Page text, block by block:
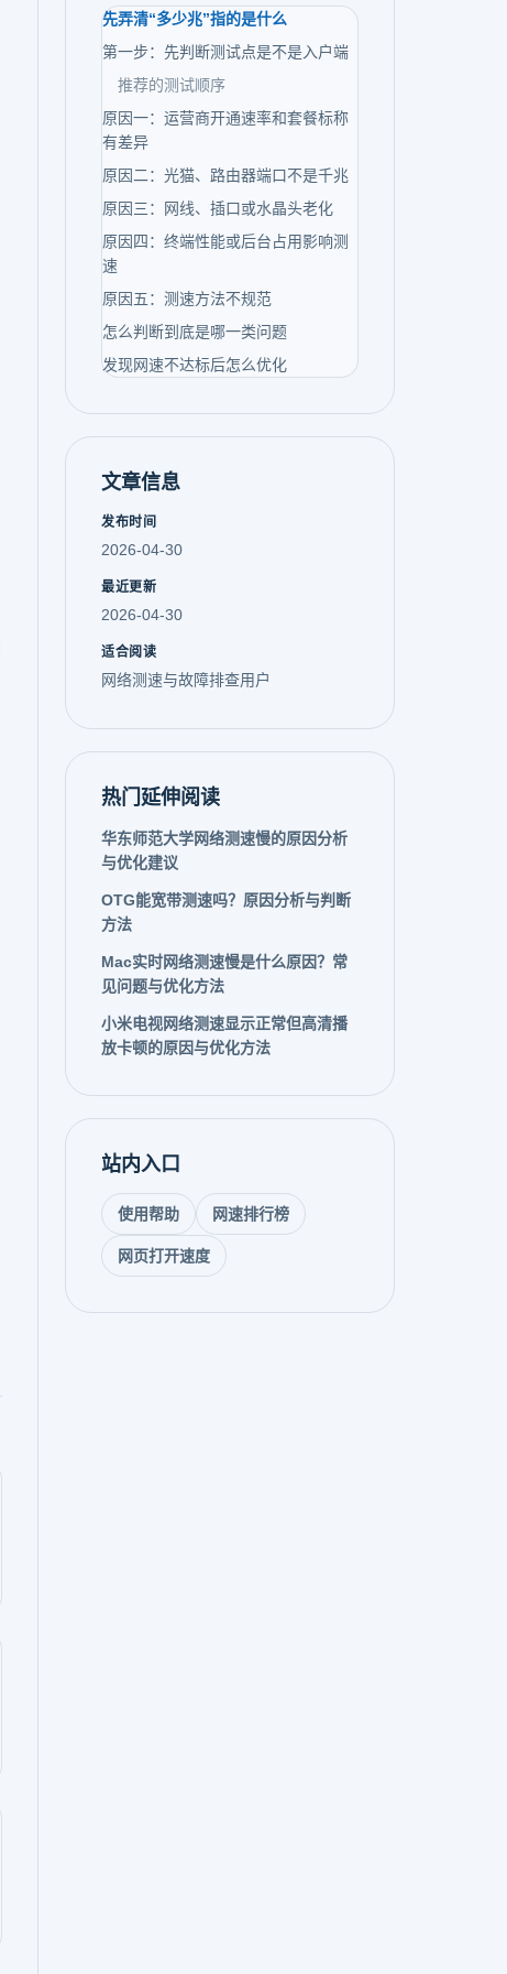
先弄清“多少兆”指的是什么
第一步：先判断测试点是不是入户端
推荐的测试顺序
原因一：运营商开通速率和套餐标称
有差异
原因二：光猫、路由器端口不是千兆
原因三：网线、插口或水晶头老化
原因四：终端性能或后台占用影响测
速
原因五：测速方法不规范
怎么判断到底是哪一类问题
发现网速不达标后怎么优化
文章信息
发布时间
2026-04-30
最近更新
2026-04-30
适合阅读
网络测速与故障排查用户
热门延伸阅读
华东师范大学网络测速慢的原因分析
与优化建议
OTG能宽带测速吗？原因分析与判断
方法
Mac实时网络测速慢是什么原因？常
见问题与优化方法
小米电视网络测速显示正常但高清播
放卡顿的原因与优化方法
站内入口
使用帮助 网速排行榜
网页打开速度